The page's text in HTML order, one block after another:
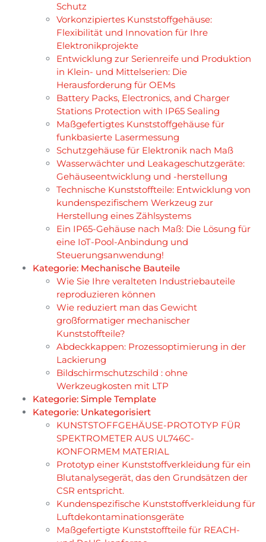
Schutz
Vorkonzipiertes Kunststoffgehäuse:
Flexibilität und Innovation für Ihre
Elektronikprojekte
Entwicklung zur Serienreife und Produktion
in Klein- und Mittelserien: Die
Herausforderung für OEMs
Battery Packs, Electronics, and Charger
Stations Protection with IP65 Sealing
Maßgefertigtes Kunststoffgehäuse für
funkbasierte Lasermessung
Schutzgehäuse für Elektronik nach Maß
Wasserwächter und Leakageschutzgeräte:
Gehäuseentwicklung und -herstellung
Technische Kunststoffteile: Entwicklung von
kundenspezifischem Werkzeug zur
Herstellung eines Zählsystems
Ein IP65-Gehäuse nach Maß: Die Lösung für
eine IoT-Pool-Anbindung und
Steuerungsanwendung!
Kategorie: Mechanische Bauteile
Wie Sie Ihre veralteten Industriebauteile
reproduzieren können
Wie reduziert man das Gewicht
großformatiger mechanischer
Kunststoffteile?
Abdeckkappen: Prozessoptimierung in der
Lackierung
Bildschirmschutzschild : ohne
Werkzeugkosten mit LTP
Kategorie: Simple Template
Kategorie: Unkategorisiert
KUNSTSTOFFGEHÄUSE-PROTOTYP FÜR
SPEKTROMETER AUS UL746C-
KONFORMEM MATERIAL
Prototyp einer Kunststoffverkleidung für ein
Blutanalysegerät, das den Grundsätzen der
CSR entspricht.
Kundenspezifische Kunststoffverkleidung für
Luftdekontaminationsgeräte
Maßgefertigte Kunststoffteile für REACH-